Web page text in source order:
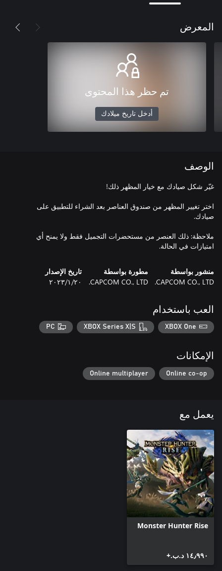
المعرض
تم حظر هذا المحتوى
أدخل تاريخ ميلادك
الوصف
اختر تغيير المظهر من صندوق العناصر بعد الشراء للتطبيق على
ملاحظة: ذلك العنصر من مستحضرات التجميل فقط ولا يمنح أي
امتيازات في الحالة.
منشور بواسطة
CAPCOM CO., LTD.
مطورة بواسطة
CAPCOM CO., LTD.
تاريخ الإصدار
٢٠‏/١‏/٢٠٢٣
العب باستخدام
XBOX One
XBOX Series X|S
PC
الإمكانات
Online co-op
Online multiplayer
يعمل مع
Monster Hunter Rise
١٤٫٩٩٠ د.ب.‏+